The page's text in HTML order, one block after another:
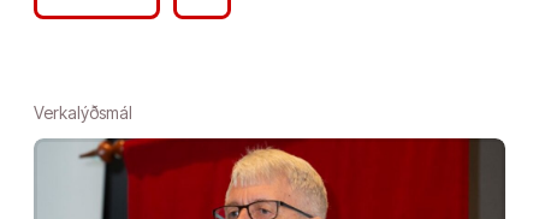
Verkalýðsmál